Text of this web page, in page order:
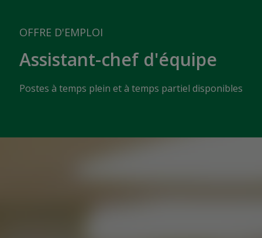
OFFRE D'EMPLOI
Assistant-chef d'équipe
Postes à temps plein et à temps partiel disponibles